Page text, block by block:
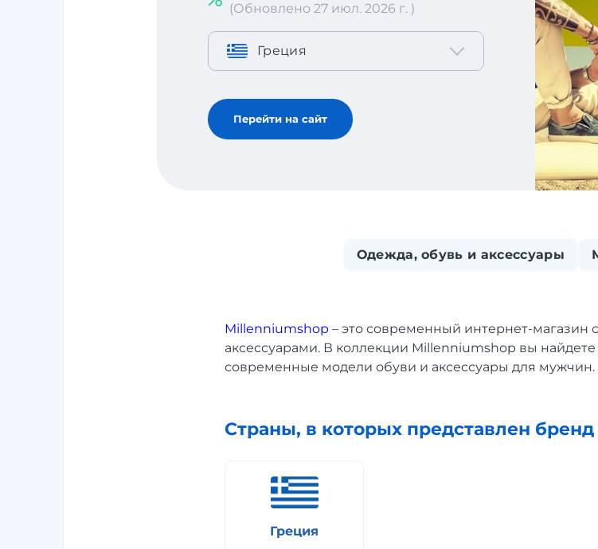
(Обновлено 27 июл. 2026 г. )
Греция
Перейти на сайт
Одежда, обувь и аксессуары
Millenniumshop – это современный интернет-магазин
аксессуарами. В коллекции Millenniumshop вы
современные модели обуви и аксессуары для мужчин.
Страны, в которых представлен бренд
Греция